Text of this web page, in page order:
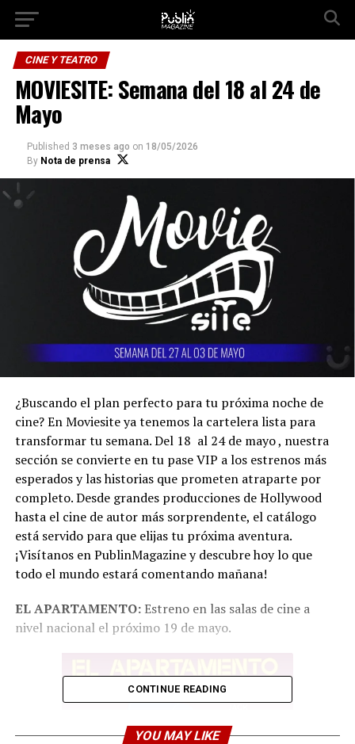
CINE Y TEATRO
MOVIESITE: Semana del 18 al 24 de
Mayo
Published 3 meses ago on 18/05/2026
By Nota de prensa
¿Buscando el plan perfecto para tu próxima noche de
cine? En Moviesite ya tenemos la cartelera lista para
transformar tu semana. Del 18 al 24 de mayo , nuestra
sección se convierte en tu pase VIP a los estrenos más
esperados y las historias que prometen atraparte por
completo. Desde grandes producciones de Hollywood
hasta el cine de autor más sorprendente, el catálogo
está servido para que elijas tu próxima aventura.
¡Visítanos en PublinMagazine y descubre hoy lo que
todo el mundo estará comentando mañana!
EL APARTAMENTO:Estreno en las salas de cine a
nivel nacional el próximo 19 de mayo.
CONTINUE READING
YOU MAY LIKE
Ir a la versión móvil